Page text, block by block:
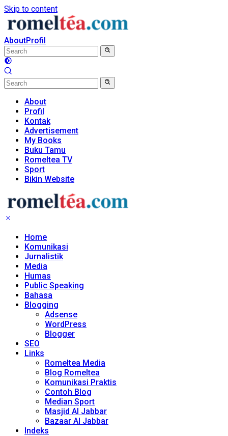
Skip to content
AboutProfil
About
Profil
Kontak
Advertisement
My Books
Buku Tamu
Romeltea TV
Sport
Bikin Website
Home
Komunikasi
Jurnalistik
Media
Humas
Public Speaking
Bahasa
Blogging
Adsense
WordPress
Blogger
SEO
Links
Romeltea Media
Blog Romeltea
Komunikasi Praktis
Contoh Blog
Median Sport
Masjid Al Jabbar
Bazaar Al Jabbar
Indeks